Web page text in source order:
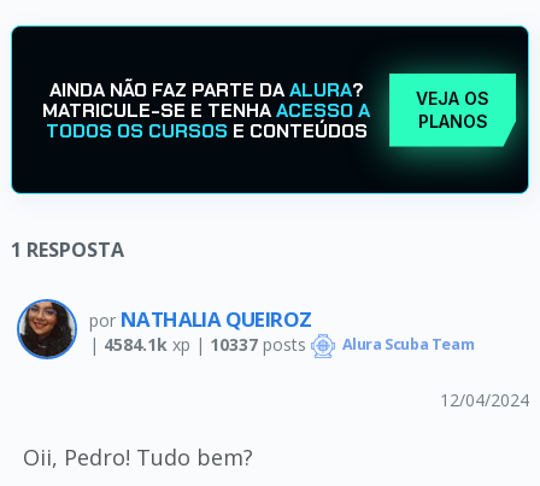
AINDA NÃO FAZ PARTE DAALURA?
MATRICULE-SE E TENHAACESSO A
TODOS OS CURSOS E CONTEÚDOS
VEJA OS
PLANOS
1 RESPOSTA
por NATHALIA QUEIROZ
| 4584.1k xp | 10337posts Alura Scuba Team
12/04/2024
Oii, Pedro! Tudo bem?